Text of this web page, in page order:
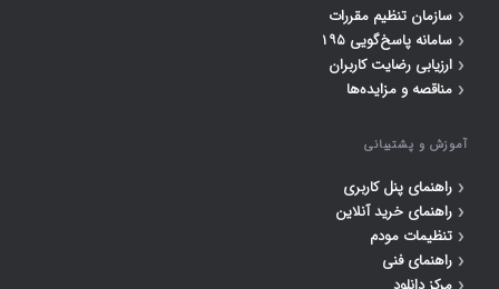
‹ سازمان تنظیم مقررات
‹ سامانه پاسخ‌گویی ۱۹۵
‹ ارزیابی رضایت کاربران
‹ مناقصه و مزایده‌ها
آموزش و پشتیبانی
‹ راهنمای پنل کاربری
‹ راهنمای خرید آنلاین
‹ تنظیمات مودم
‹ راهنمای فنی